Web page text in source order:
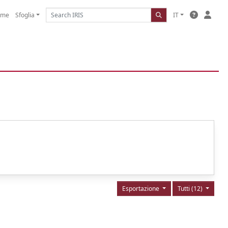
Sfoglia IT
Tutti (12)
Esportazione